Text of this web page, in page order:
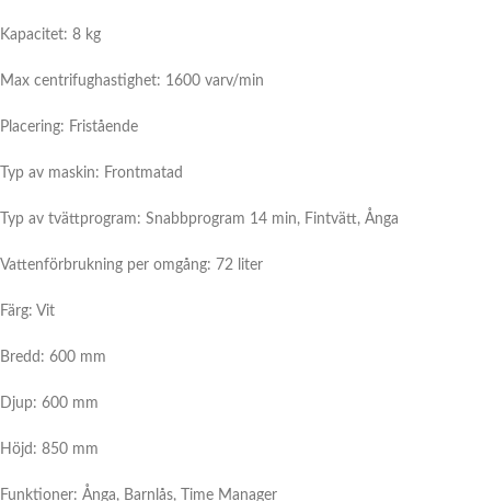
Kapacitet: 8 kg
Max centrifughastighet: 1600 varv/min
Placering: Fristående
Typ av maskin: Frontmatad
Typ av tvättprogram: Snabbprogram 14 min, Fintvätt, Ånga
Vattenförbrukning per omgång: 72 liter
Färg: Vit
Bredd: 600 mm
Djup: 600 mm
Höjd: 850 mm
Funktioner: Ånga, Barnlås, Time Manager